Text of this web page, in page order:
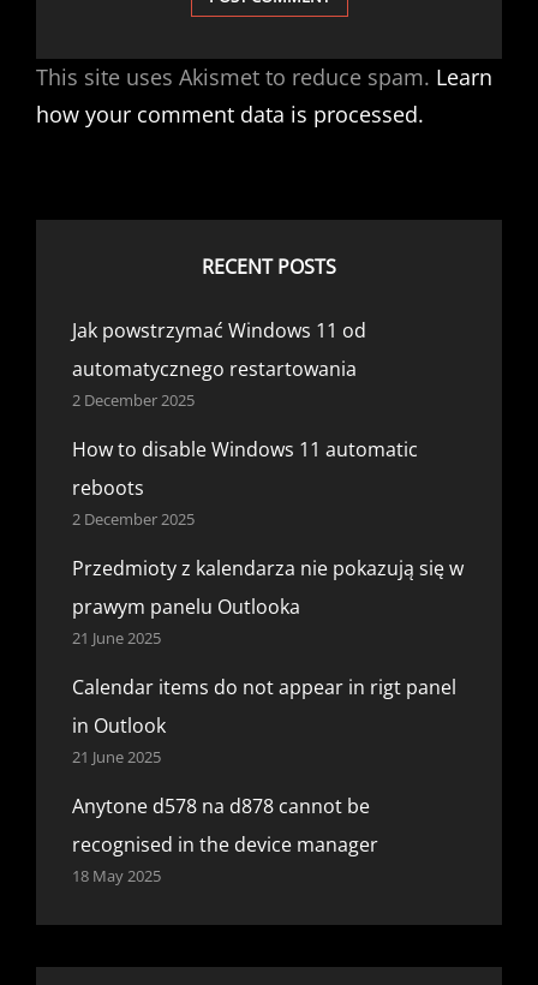
This site uses Akismet to reduce spam. Learn
how your comment data is processed.
RECENT POSTS
Jak powstrzymać Windows 11 od
automatycznego restartowania
2 December 2025
How to disable Windows 11 automatic
reboots
2 December 2025
Przedmioty z kalendarza nie pokazują się w
prawym panelu Outlooka
21 June 2025
Calendar items do not appear in rigt panel
in Outlook
21 June 2025
Anytone d578 na d878 cannot be
recognised in the device manager
18 May 2025